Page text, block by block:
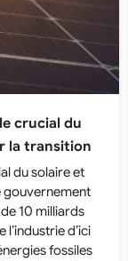
crucial du
la transition
du solaire et
gouvernement
10 milliards
d’ici
fossiles